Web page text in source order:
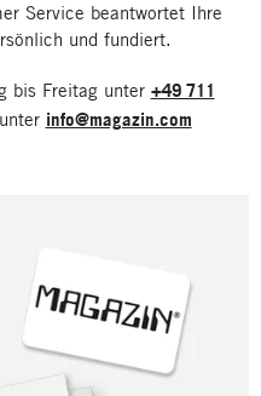
Service beantwortet Ihre
und fundiert.
bis Freitag unter +49 711
info@magazin.com